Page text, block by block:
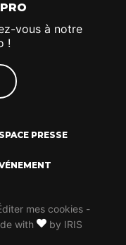
vous à notre
!
PRESSE
mes cookies -
with by IRIS